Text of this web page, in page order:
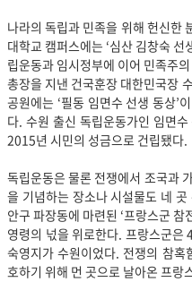
나라의 독립과 민족을 위해 헌신한
대학교 캠퍼스에는 ‘심산 김창숙
립운동과 임시정부에 이어 민족주
총장을 지낸 건국훈장 대한민국장
공원에는 ‘필동 임면수 선생 동상’
다. 수원 출신 독립운동가인 임면
2015년 시민의 성금으로 건립됐다.
독립운동은 물론 전쟁에서 조국과
을 기념하는 장소나 시설물도 네
안구 파장동에 마련된 ‘프랑스군
영령의 넋을 위로한다. 프랑스군은
숙영지가 수원이었다. 전쟁의 참
호하기 위해 먼 곳으로 날아온 프랑